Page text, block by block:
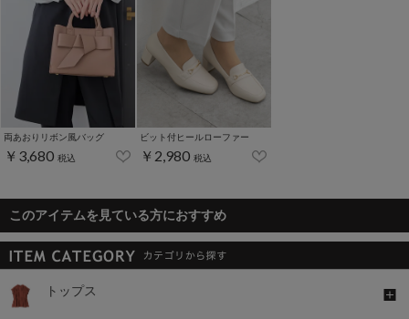
両あおりリボン風バッグ
￥3,680 税込
ビット付ヒールローファー
￥2,980 税込
このアイテムを見ている方におすすめ
トップス